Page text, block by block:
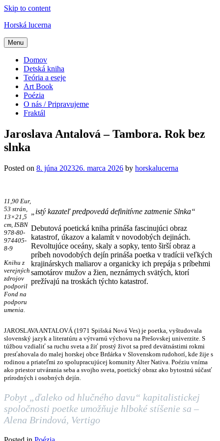
Skip to content
Horská lucerna
Menu
Domov
Detská kniha
Teória a eseje
Art Book
Poézia
O nás / Pripravujeme
Fraktál
Jaroslava Antalová – Tambora. Rok bez
slnka
Posted on 8. júna 202326. marca 2026 by horskalucerna
11,90 Eur,
53 strán,
13×21,5
cm, ISBN
978-80-
974405-
8-9
Knihu z
verejných
zdrojov
podporil
Fond na
podporu
umenia.
„istý kazateľ predpovedá definitívne zatmenie Slnka“
Debutová poetická kniha prináša fascinujúci obraz
katastrof, úkazov a kalamít v novodobých dejinách.
Revoltujúce oceány, skaly a sopky, tento širší obraz a
príbeh novodobých dejín prináša poetka v tradícii veľkých
krajinárskych maliarov a organicky ich prepája s príbehmi
samotárov mužov a žien, neznámych svätých, ktorí
prežívajú na troskách týchto katastrof.
JAROSLAVA ANTALOVÁ (1971 Spišská Nová Ves) je poetka, vyštudovala
slovenský jazyk a literatúru a výtvarnú výchovu na Prešovskej univerzite. S
túžbou vzdialiť sa ruchu sveta a žiť prostý život sa pred devätnástimi rokmi
presťahovala do malej horskej obce Brdárka v Slovenskom rudohorí, kde žije s
rodinou a priateľmi zo spolupracujúcej komunity Alter Nativa. Poéziu vníma
ako priestor utvárania seba a svojho sveta, poetický obraz ako bytostnú súčasť
prírodných i osobných dejín.
Pobyt „ďaleko od hlučného davu“ kapitalistickej
spoločnosti poetke umožňuje hlboké stíšenie sa –
Alena Brindová, Vertigo